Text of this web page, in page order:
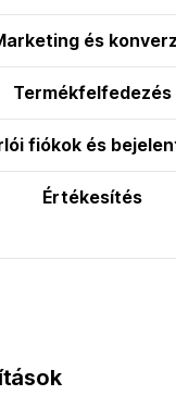
és
Termékfelfedezés
fiókok és
Értékesítés